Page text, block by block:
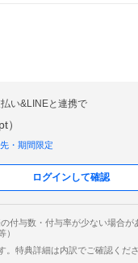
い&LINEと連携で
pt）
・期間限定
ログインして確認
付与数・付与率が少ない場合が
）
。特典詳細は内訳でご確認くださ